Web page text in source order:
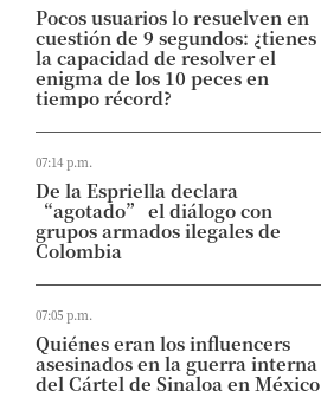
Pocos usuarios lo resuelven en
cuestión de 9 segundos: ¿tienes
la capacidad de resolver el
enigma de los 10 peces en
tiempo récord?
07:14 p.m.
De la Espriella declara
“agotado” el diálogo con
grupos armados ilegales de
Colombia
07:05 p.m.
Quiénes eran los influencers
asesinados en la guerra interna
del Cártel de Sinaloa en México